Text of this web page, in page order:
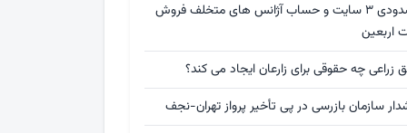
مسدودی ۳ سایت و حساب آژانس های متخلف فروش
اربعین
زراعی چه حقوقی برای زارعان ایجاد می کند؟
سازمان بازرسی در پی تأخیر پرواز تهران-نجف